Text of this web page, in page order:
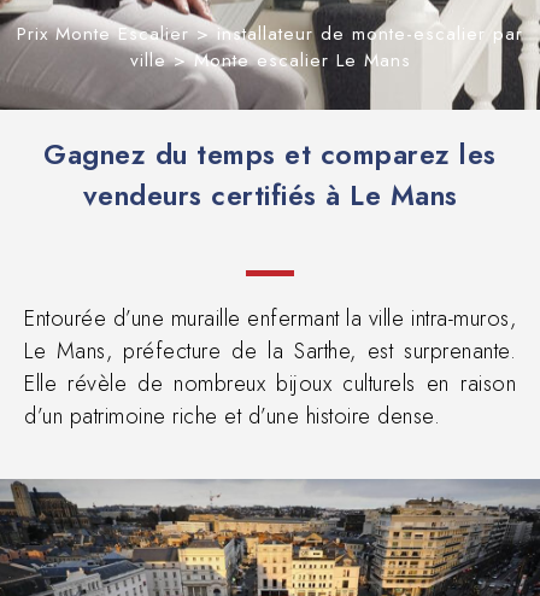
Prix Monte Escalier>installateur de monte-escalier par
ville>Monte escalier Le Mans
Gagnez du temps et comparez les
vendeurs certifiés à Le Mans
Entourée d’une muraille enfermant la ville intra-muros,
Le Mans, préfecture de la Sarthe, est surprenante.
Elle révèle de nombreux bijoux culturels en raison
d’un patrimoine riche et d’une histoire dense.